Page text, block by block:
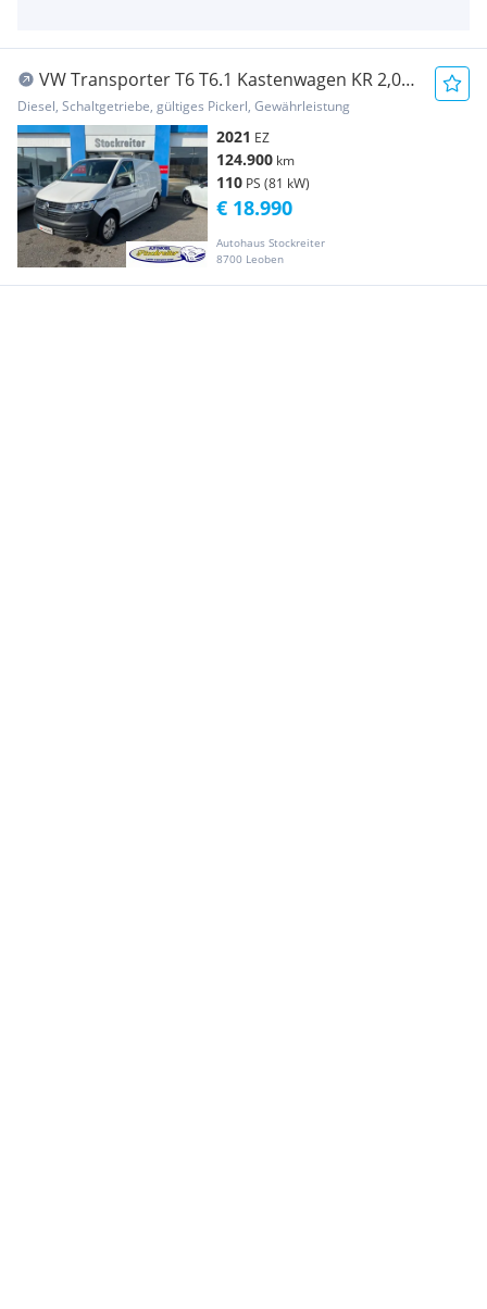
VW Transporter T6 T6.1 Kastenwagen KR 2,0
TDI*MWST ausweisbar*NAVI* Transporter /
Kastenwagen
Diesel, Schaltgetriebe, gültiges Pickerl, Gewährleistung
2021 EZ
124.900 km
110 PS (81 kW)
Autohaus Stockreiter
8700 Leoben
€ 18.990